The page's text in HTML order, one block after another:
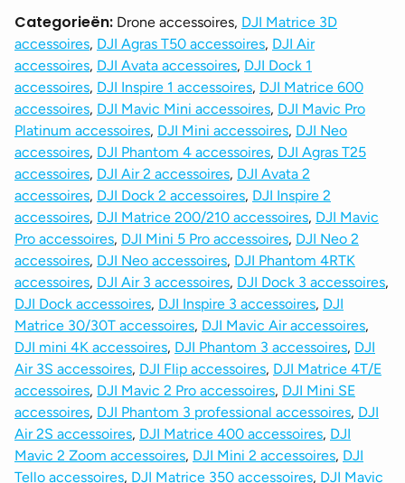
Categorieën: Drone accessoires, DJI Matrice 3D
accessoires, DJI Agras T50 accessoires, DJI Air
accessoires, DJI Avata accessoires, DJI Dock 1
accessoires, DJI Inspire 1 accessoires, DJI Matrice 600
accessoires, DJI Mavic Mini accessoires, DJI Mavic Pro
Platinum accessoires, DJI Mini accessoires, DJI Neo
accessoires, DJI Phantom 4 accessoires, DJI Agras T25
accessoires, DJI Air 2 accessoires, DJI Avata 2
accessoires, DJI Dock 2 accessoires, DJI Inspire 2
accessoires, DJI Matrice 200/210 accessoires, DJI Mavic
Pro accessoires, DJI Mini 5 Pro accessoires, DJI Neo 2
accessoires, DJI Neo accessoires, DJI Phantom 4RTK
accessoires, DJI Air 3 accessoires, DJI Dock 3 accessoires,
DJI Dock accessoires, DJI Inspire 3 accessoires, DJI
Matrice 30/30T accessoires, DJI Mavic Air accessoires,
DJI mini 4K accessoires, DJI Phantom 3 accessoires, DJI
Air 3S accessoires, DJI Flip accessoires, DJI Matrice 4T/E
accessoires, DJI Mavic 2 Pro accessoires, DJI Mini SE
accessoires, DJI Phantom 3 professional accessoires, DJI
Air 2S accessoires, DJI Matrice 400 accessoires, DJI
Mavic 2 Zoom accessoires, DJI Mini 2 accessoires, DJI
Tello accessoires, DJI Matrice 350 accessoires, DJI Mavic